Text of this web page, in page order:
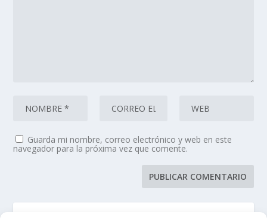
Guarda mi nombre, correo electrónico y web en este
navegador para la próxima vez que comente.